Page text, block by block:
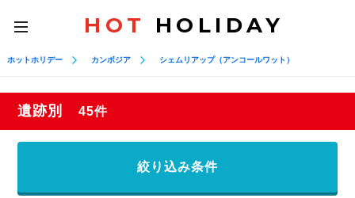
toggle
navigation
HOT HOLIDAY
ホットホリデー カンボジア シェムリアップ（アンコールワット）
遺跡別 45件
絞り込み条件